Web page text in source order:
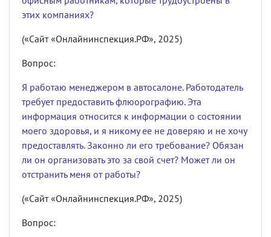
этих компаниях?
(«Сайт «Онлайнинспекция.РФ», 2025)
Вопрос:
Я работаю менеджером в автосалоне. Работодатель
требует предоставить флюорографию. Эта
информация относится к информации о состоянии
моего здоровья, и я никому ее не доверяю и не хочу
предоставлять. Законно ли его требование? Обязан
ли он организовать это за свой счет? Может ли он
отстранить меня от работы?
(«Сайт «Онлайнинспекция.РФ», 2025)
Вопрос: